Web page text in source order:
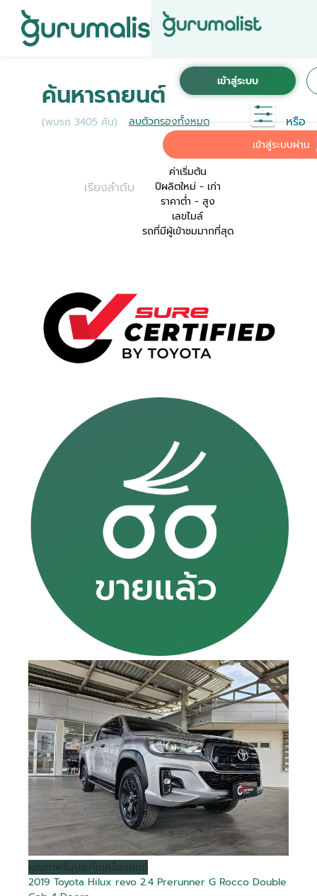
หรือ
เข้าสู่ระบบผ่าน
ค้นหารถยนต์
(พบรถ 3405 คัน) ลบตัวกรองทั้งหมด
เรียงลำดับ
ค่าเริ่มต้น
ปีผลิตใหม่ - เก่า
ราคาต่ำ - สูง
เลขไมล์
รถที่มีผู้เข้าชมมากที่สุด
คุณภาพรับประกันเครื่องยนต์
2019 Toyota Hilux revo 2.4 Prerunner G Rocco Double
เพื่อการใช้งานที่สะดวกที่สุด ระบบจะทำการเชื่อม
ต่อบัญชีการใช้งาน KINTO ของคุณเข้ากับ
Gurumalist